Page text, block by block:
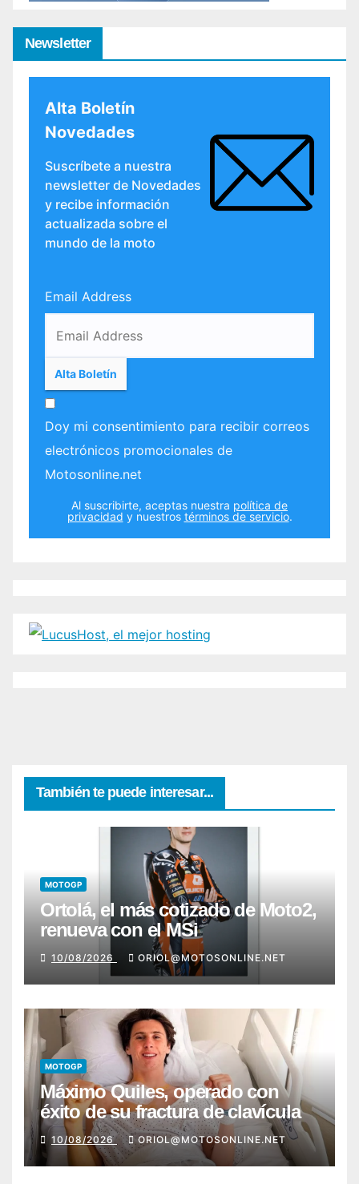
Newsletter
Alta Boletín
Novedades
Suscríbete a nuestra
newsletter de Novedades
y recibe información
actualizada sobre el
mundo de la moto
Email Address
Doy mi consentimiento para recibir correos
electrónicos promocionales de
Motosonline.net
Al suscribirte, aceptas nuestra política de
privacidad y nuestros términos de servicio.
También te puede interesar...
MOTOGP
Ortolá, el más cotizado de Moto2,
renueva con el MSi
10/08/2026 ORIOL@MOTOSONLINE.NET
MOTOGP
Máximo Quiles, operado con
éxito de su fractura de clavícula
10/08/2026 ORIOL@MOTOSONLINE.NET